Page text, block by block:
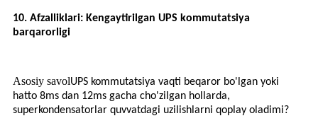
10. Afzalliklari: Kengaytirilgan UPS kommutatsiya
barqarorligi
Asosiy savolUPS kommutatsiya vaqti beqaror bo'lgan yoki
hatto 8ms dan 12ms gacha cho'zilgan hollarda,
superkondensatorlar quvvatdagi uzilishlarni qoplay oladimi?